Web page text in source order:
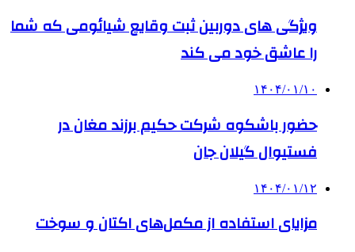
ویژگی های دوربین ثبت وقایع شیائومی که شما
را عاشق خود می کند
۱۴۰۴/۰۱/۱۰
حضور باشکوه شرکت حکیم برزند مغان در
فستیوال گیلان جان
۱۴۰۴/۰۱/۱۲
مزایای استفاده از مکمل‌های اکتان و سوخت